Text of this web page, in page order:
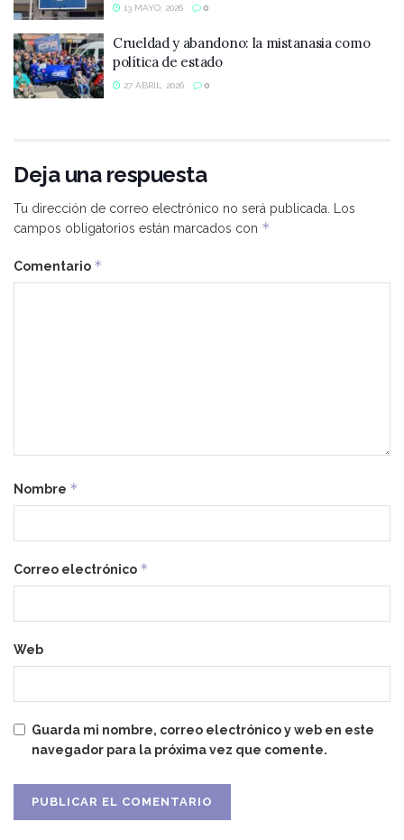
13 MAYO, 2026 0
Crueldad y abandono: la mistanasia como
política de estado
27 ABRIL, 2026 0
Deja una respuesta
Tu dirección de correo electrónico no será publicada. Los
campos obligatorios están marcados con *
Comentario *
Nombre *
Correo electrónico *
Web
Guarda mi nombre, correo electrónico y web en este
navegador para la próxima vez que comente.